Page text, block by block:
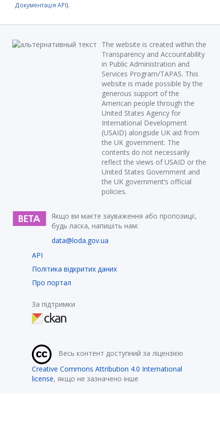
Документація API).
The website is created within the
Transparency and Accountability
in Public Administration and
Services Program/TAPAS. This
website is made possible by the
generous support of the
American people through the
United States Agency for
International Development
(USAID) alongside UK aid from
the UK government. The
contents do not necessarily
reflect the views of USAID or the
United States Government and
the UK government’s official
policies.
Якщо ви маєте зауваження або пропозиції,
будь ласка, напишіть нам:
data@loda.gov.ua
API
Політика відкритих даних
Про портал
За підтримки
Весь контент доступний за ліцензією
Creative Commons Attribution 4.0 International
license, якщо не зазначено інше